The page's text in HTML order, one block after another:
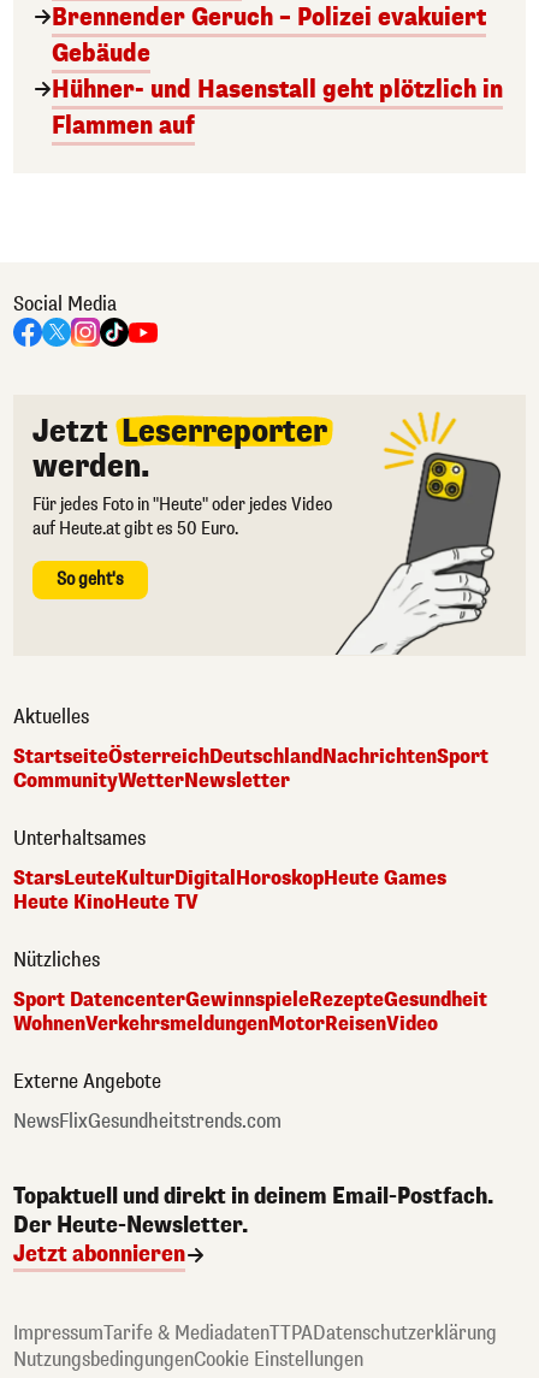
Brennender Geruch – Polizei evakuiert
Gebäude
Hühner- und Hasenstall geht plötzlich in
Flammen auf
Social Media
Jetzt Leserreporter
werden.
Für jedes Foto in "Heute" oder jedes Video
auf Heute.at gibt es 50 Euro.
So geht's
Aktuelles
StartseiteÖsterreichDeutschlandNachrichtenSport
CommunityWetterNewsletter
Unterhaltsames
StarsLeuteKulturDigital HoroskopHeute Games
Heute KinoHeute TV
Nützliches
Sport DatencenterGewinnspieleRezepteGesundheit
WohnenVerkehrsmeldungenMotorReisenVideo
Externe Angebote
NewsFlixGesundheitstrends.com
Topaktuell und direkt in deinem Email-Postfach.
Der Heute-Newsletter.
Jetzt abonnieren
ImpressumTarife & MediadatenTTPADatenschutzerklärung
NutzungsbedingungenCookie Einstellungen